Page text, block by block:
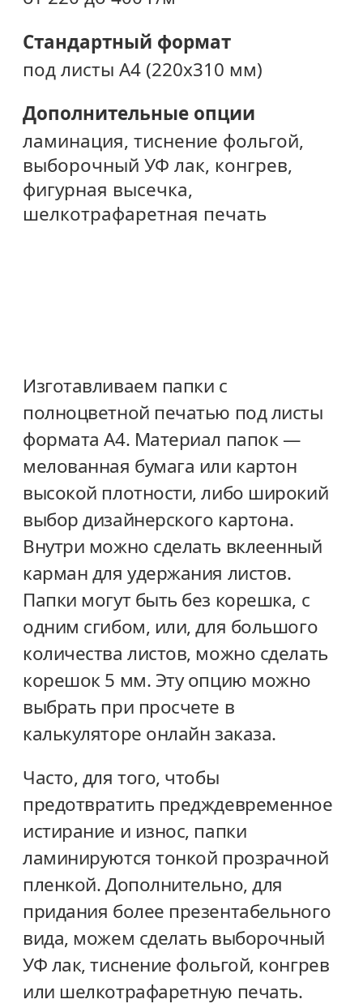
Изготавливаем папки с
полноцветной печатью под листы
формата А4. Материал папок —
мелованная бумага или картон
высокой плотности, либо широкий
выбор дизайнерского картона.
Внутри можно сделать вклеенный
карман для удержания листов.
Папки могут быть без корешка, с
одним сгибом, или, для большого
количества листов, можно сделать
корешок 5 мм. Эту опцию можно
выбрать при просчете в
калькуляторе онлайн заказа.
Часто, для того, чтобы
предотвратить предждевременное
истирание и износ, папки
ламинируются тонкой прозрачной
пленкой. Дополнительно, для
придания более презентабельного
вида, можем сделать выборочный
УФ лак, тиснение фольгой, конгрев
или шелкотрафаретную печать.
Стандартный формат
под листы A4 (220х310 мм)
Дополнительные опции
ламинация, тиснение фольгой,
выборочный УФ лак, конгрев,
фигурная высечка,
шелкотрафаретная печать